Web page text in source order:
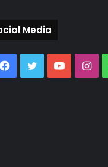
Media
Facebook
TwitterYouTube